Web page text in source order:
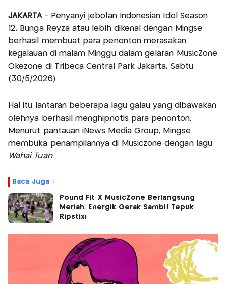
JAKARTA- Penyanyi jebolan Indonesian Idol Season
12, Bunga Reyza atau lebih dikenal dengan Mingse
berhasil membuat para penonton merasakan
kegalauan di malam Minggu dalam gelaran MusicZone
Okezone di Tribeca Central Park Jakarta, Sabtu
(30/5/2026).
Hal itu lantaran beberapa lagu galau yang dibawakan
olehnya berhasil menghipnotis para penonton.
Menurut pantauan iNews Media Group, Mingse
membuka penampilannya di Musiczone dengan lagu
Wahai Tuan.
Baca Juga :
Pound Fit X MusicZone Berlangsung
Meriah, Energik Gerak Sambil Tepuk
Ripstix!